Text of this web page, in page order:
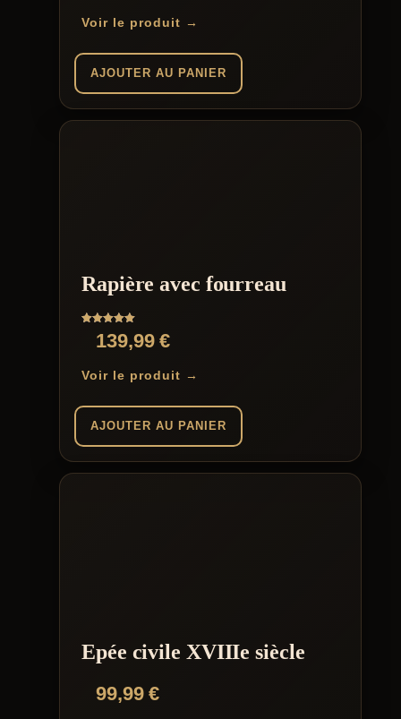
Voir le produit →
AJOUTER AU PANIER
Rapière avec fourreau
Note139,99€
Voir le produit →
AJOUTER AU PANIER
Epée civile XVIIIe siècle
99,99€